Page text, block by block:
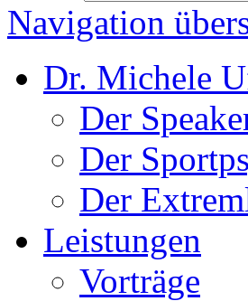
Navigation
Dr. Michele
Der
Der
Der
Leistungen
Vorträge